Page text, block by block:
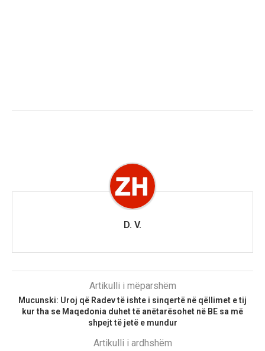
D. V.
Artikulli i mëparshëm
Mucunski: Uroj që Radev të ishte i sinqertë në qëllimet e tij
kur tha se Maqedonia duhet të anëtarësohet në BE sa më
shpejt të jetë e mundur
Artikulli i ardhshëm